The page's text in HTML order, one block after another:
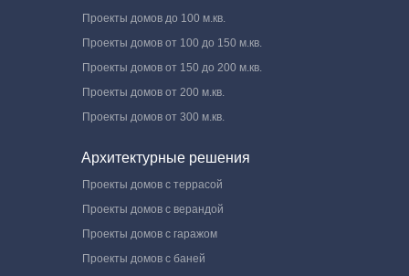
Проекты домов до 100 м.кв.
Проекты домов от 100 до 150 м.кв.
Проекты домов от 150 до 200 м.кв.
Проекты домов от 200 м.кв.
Проекты домов от 300 м.кв.
Архитектурные решения
Проекты домов с террасой
Проекты домов с верандой
Проекты домов с гаражом
Проекты домов с баней